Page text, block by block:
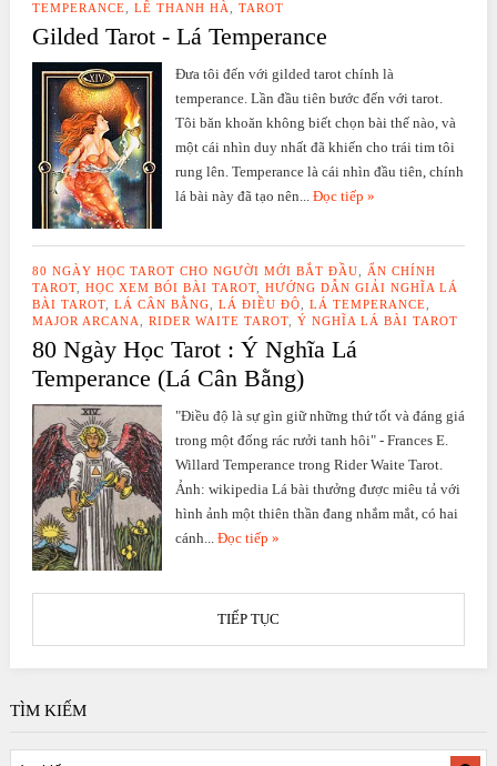
TEMPERANCE, LÊ THANH HÀ, TAROT
Gilded Tarot - Lá Temperance
Đưa tôi đến với gilded tarot chính là
temperance. Lần đầu tiên bước đến với tarot.
Tôi băn khoăn không biết chọn bài thế nào, và
một cái nhìn duy nhất đã khiến cho trái tim tôi
rung lên. Temperance là cái nhìn đầu tiên, chính
lá bài này đã tạo nên... Đọc tiếp »
80 NGÀY HỌC TAROT CHO NGƯỜI MỚI BẮT ĐẦU, ẨN CHÍNH
TAROT, HỌC XEM BÓI BÀI TAROT, HƯỚNG DẪN GIẢI NGHĨA LÁ
BÀI TAROT, LÁ CÂN BẰNG, LÁ ĐIỀU ĐỘ, LÁ TEMPERANCE,
MAJOR ARCANA, RIDER WAITE TAROT, Ý NGHĨA LÁ BÀI TAROT
80 Ngày Học Tarot : Ý Nghĩa Lá
Temperance (Lá Cân Bằng)
"Điều độ là sự gìn giữ những thứ tốt và đáng giá
trong một đống rác rưởi tanh hôi" - Frances E.
Willard Temperance trong Rider Waite Tarot.
Ảnh: wikipedia Lá bài thưởng được miêu tả với
hình ảnh một thiên thần đang nhắm mắt, có hai
cánh... Đọc tiếp »
TIẾP TỤC
TÌM KIẾM